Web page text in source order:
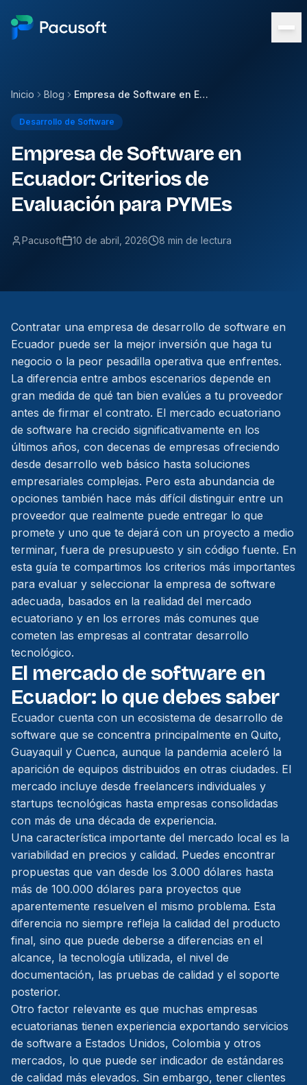
Inicio Blog Empresa de Software en Ecuador: Criterios de Evaluación para PYMEs
Desarrollo de Software
Empresa de Software en
Ecuador: Criterios de
Evaluación para PYMEs
Pacusoft 10 de abril, 2026 8 min de lectura
Contratar una empresa de desarrollo de software en
Ecuador puede ser la mejor inversión que haga tu
negocio o la peor pesadilla operativa que enfrentes.
La diferencia entre ambos escenarios depende en
gran medida de qué tan bien evalúes a tu proveedor
antes de firmar el contrato. El mercado ecuatoriano
de software ha crecido significativamente en los
últimos años, con decenas de empresas ofreciendo
desde desarrollo web básico hasta soluciones
empresariales complejas. Pero esta abundancia de
opciones también hace más difícil distinguir entre un
proveedor que realmente puede entregar lo que
promete y uno que te dejará con un proyecto a medio
terminar, fuera de presupuesto y sin código fuente. En
esta guía te compartimos los criterios más importantes
para evaluar y seleccionar la empresa de software
adecuada, basados en la realidad del mercado
ecuatoriano y en los errores más comunes que
cometen las empresas al contratar desarrollo
tecnológico.
El mercado de software en
Ecuador: lo que debes saber
Ecuador cuenta con un ecosistema de desarrollo de
software que se concentra principalmente en Quito,
Guayaquil y Cuenca, aunque la pandemia aceleró la
aparición de equipos distribuidos en otras ciudades. El
mercado incluye desde freelancers individuales y
startups tecnológicas hasta empresas consolidadas
con más de una década de experiencia.
Una característica importante del mercado local es la
variabilidad en precios y calidad. Puedes encontrar
propuestas que van desde los 3.000 dólares hasta
más de 100.000 dólares para proyectos que
aparentemente resuelven el mismo problema. Esta
diferencia no siempre refleja la calidad del producto
final, sino que puede deberse a diferencias en el
alcance, la tecnología utilizada, el nivel de
documentación, las pruebas de calidad y el soporte
posterior.
Otro factor relevante es que muchas empresas
ecuatorianas tienen experiencia exportando servicios
de software a Estados Unidos, Colombia y otros
mercados, lo que puede ser indicador de estándares
de calidad más elevados. Sin embargo, tener clientes